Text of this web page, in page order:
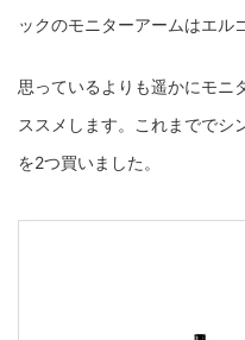
ックのモニターアームはエル
思っているよりも遥かにモニ
ススメします。これまででシ
を2つ買いました。